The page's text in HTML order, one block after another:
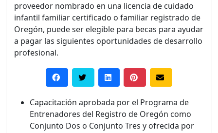
proveedor nombrado en una licencia de cuidado
infantil familiar certificado o familiar registrado de
Oregón, puede ser elegible para becas para ayudar
a pagar las siguientes oportunidades de desarrollo
profesional.
Capacitación aprobada por el Programa de
Entrenadores del Registro de Oregón como
Conjunto Dos o Conjunto Tres y ofrecida por